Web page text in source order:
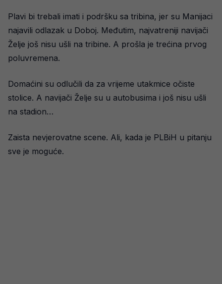
Plavi bi trebali imati i podršku sa tribina, jer su Manijaci
najavili odlazak u Doboj. Međutim, najvatreniji navijači
Želje još nisu ušli na tribine. A prošla je trećina prvog
poluvremena.
Domaćini su odlučili da za vrijeme utakmice očiste
stolice. A navijači Želje su u autobusima i još nisu ušli
na stadion…
Zaista nevjerovatne scene. Ali, kada je PLBiH u pitanju
sve je moguće.